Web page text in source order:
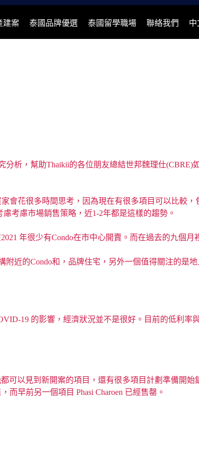
建案 泰國品牌優選 泰國留學職場 聯絡我們 中
析，幫助Thaikii的各位朋友總結世邦魏理仕(CBRE)
會花很多時間思考，因為現在有很多項目可以比較
考慮市場銷售策略，近1-2年都是這樣的趨勢。
年很少有Condo在市中心開賣。而在過去的九個月
近的Condo和，品牌住宅，另外一個值得關注的是
19 的影響，經濟狀況並不是很好。目前的低利率
可以見到新開案的項目，還有很多項目計劃準備開
而早前另一個項目 Phasi Charoen 已經售罄。